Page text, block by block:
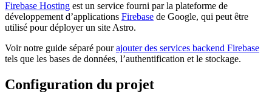
Firebase Hosting est un service fourni par la plateforme de
développement d’applications Firebase de Google, qui peut être
utilisé pour déployer un site Astro.
Voir notre guide séparé pourajouter des services backend Firebase
tels que les bases de données, l’authentification et le stockage.
Configuration du projet